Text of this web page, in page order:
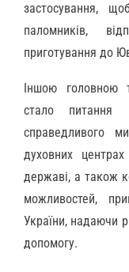
застосування,
паломників,
приготування до
Іншою головною
стало питання
справедливого
духовних
державі, а також
можливостей,
України, надаючи
допомогу.